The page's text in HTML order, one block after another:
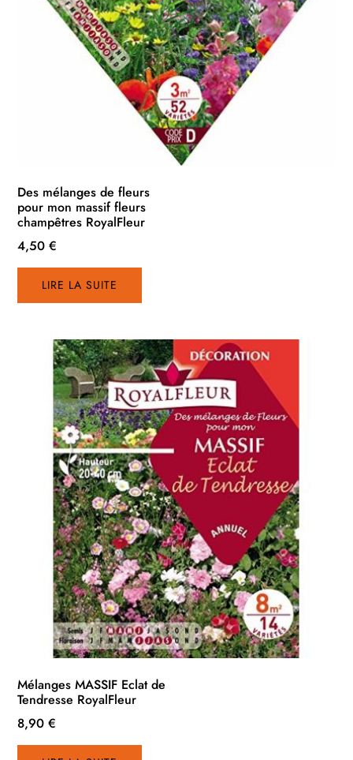
Des mélanges de fleurs
pour mon massif fleurs
champêtres RoyalFleur
4,50€
LIRE LA SUITE
Mélanges MASSIF Eclat de
Tendresse RoyalFleur
8,90€